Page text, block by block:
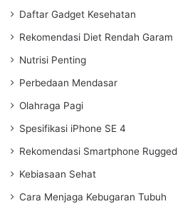
Daftar Gadget Kesehatan
Rekomendasi Diet Rendah Garam
Nutrisi Penting
Perbedaan Mendasar
Olahraga Pagi
Spesifikasi iPhone SE 4
Rekomendasi Smartphone Rugged
Kebiasaan Sehat
Cara Menjaga Kebugaran Tubuh